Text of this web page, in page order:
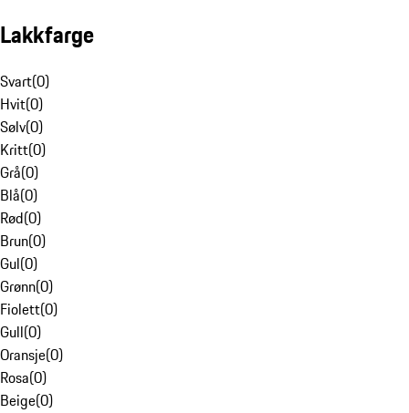
Lakkfarge
Svart(0)
Hvit(0)
Sølv(0)
Kritt(0)
Grå(0)
Blå(0)
Rød(0)
Brun(0)
Gul(0)
Grønn(0)
Fiolett(0)
Gull(0)
Oransje(0)
Rosa(0)
Beige(0)